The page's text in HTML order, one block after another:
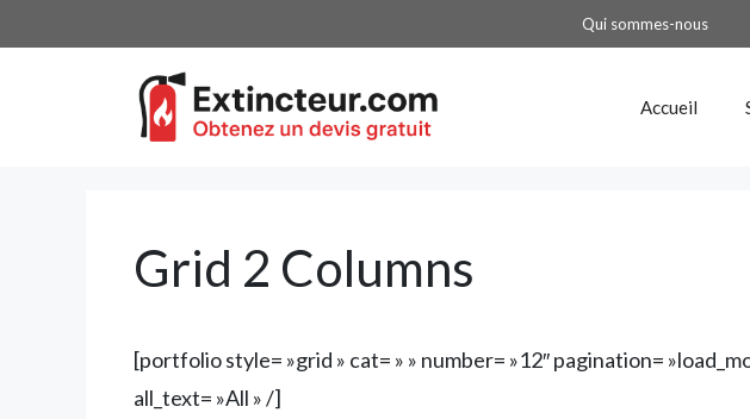
au
Qui sommes-nous
Accueil
Grid 2 Columns
[portfolio style= »grid » cat= » » number= »12″ pagination=
all_text= »All » /]